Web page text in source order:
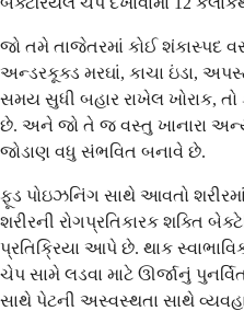
જો તમે તાજેતરમાં કોઈ શંકાસ્પદ
અન્ડરકૂક્ડ મરઘાં, કાચા ઇંડા,
સમય સુધી બહાર રાખેલ ખોરાક,
છે. અને જો તે જ વસ્તુ ખાનારા
જોડાણ વધુ સંભવિત બનાવે છે.
ફૂડ પોઇઝનિંગ સાથે આવતો
શરીરની રોગપ્રતિકારક શક્તિ
પ્રતિક્રિયા આપે છે. થાક
ચેપ સામે લડવા માટે ઊર્જાનું
સાથે પેટની અસ્વસ્થતા સાથે